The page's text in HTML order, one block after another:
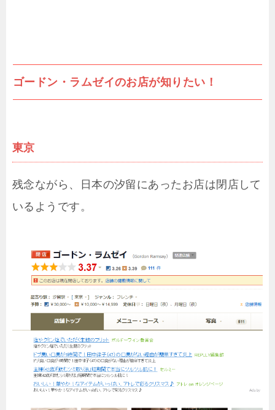
ゴードン・ラムゼイのお店が知りたい！
東京
残念ながら、日本の汐留にあったお店は閉店して
いるようです。